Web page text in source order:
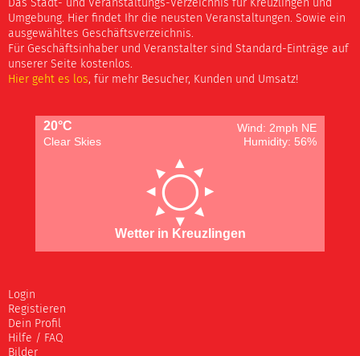
Das Stadt- und Veranstaltungs-Verzeichnis für Kreuzlingen und
Umgebung. Hier findet Ihr die neusten Veranstaltungen. Sowie ein
ausgewähltes Geschäftsverzeichnis.
Für Geschäftsinhaber und Veranstalter sind Standard-Einträge auf
unserer Seite kostenlos.
Hier geht es los, für mehr Besucher, Kunden und Umsatz!
20°C
Wind: 2mph NE
Clear Skies
Humidity: 56%
Wetter in Kreuzlingen
Login
Registieren
Dein Profil
Hilfe / FAQ
Bilder